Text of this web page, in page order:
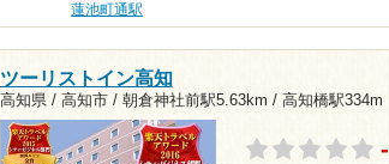
蓮池町通駅
ツーリストイン高知
高知県 / 高知市 / 朝倉神社前駅5.63km / 高知橋駅334m